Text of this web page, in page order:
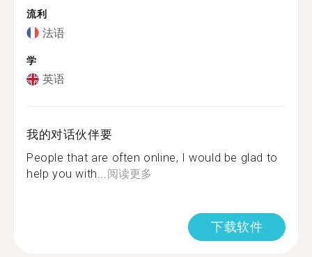
流利
法语
学
英语
我的对话伙伴要
People that are often online, I would be glad to
help you with...阅读更多
下载软件